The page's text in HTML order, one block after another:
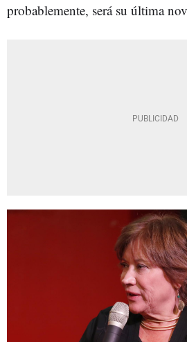
probablemente, será su última